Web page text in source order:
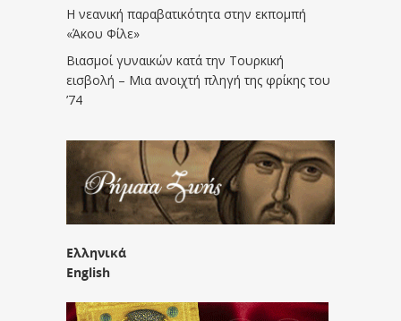
Η νεανική παραβατικότητα στην εκπομπή
«Άκου Φίλε»
Βιασμοί γυναικών κατά την Τουρκική
εισβολή – Μια ανοιχτή πληγή της φρίκης του
’74
Ελληνικά
English